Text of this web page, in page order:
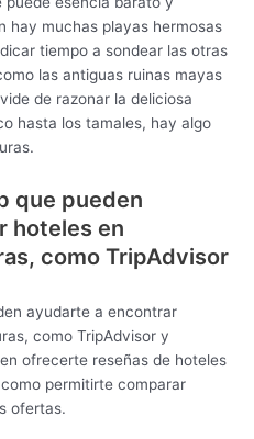
hay muchas playas hermosas
tiempo a sondear las otras
las antiguas ruinas mayas
de razonar la deliciosa
hasta los tamales, hay algo
que pueden
hoteles en
como TripAdvisor
ayudarte a encontrar
como TripAdvisor y
ofrecerte reseñas de hoteles
permitirte comparar
ofertas.